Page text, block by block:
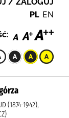
PL EN
(1874-1942),